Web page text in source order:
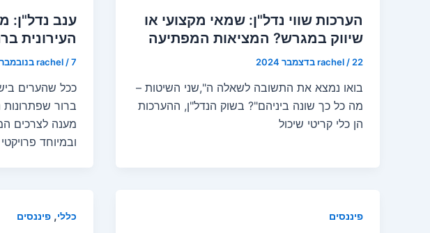
הערכות שווי נדל"ן: שמאי מקצועי או
שיווק במגרש? המציאות המפתיעה
rachel / 22 בדצמבר 2024
בואו נמצא את התשובה לשאלה ה",שני השיטות –
מה כל כך שונה ביניהם"? בשוק הנדל"ן, ההערכות
הן כלי קריטי שיכול
ענב נדל"ן:
העירונית
rachel /7 בנובמבר 2024
ככל שהערים
ברור
מענה לצרכים
ובמיוחד פרויקטי
פיננסים כללי, פיננסים